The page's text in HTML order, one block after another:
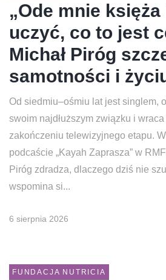
„Ode mnie
uczyć, co to jest
Michał Piróg
samotności i
Od siedmiu–ośmiu lat jest singlem,
swoim najdłuższym związku i
zakończeniu telewizyjnego etapu.
podcaście „Kayah Zaprasza” w
Piróg zdradza, dlaczego dziś nie
wspomina si...
6 sierpnia 2026
FUNDACJA NUTRICIA